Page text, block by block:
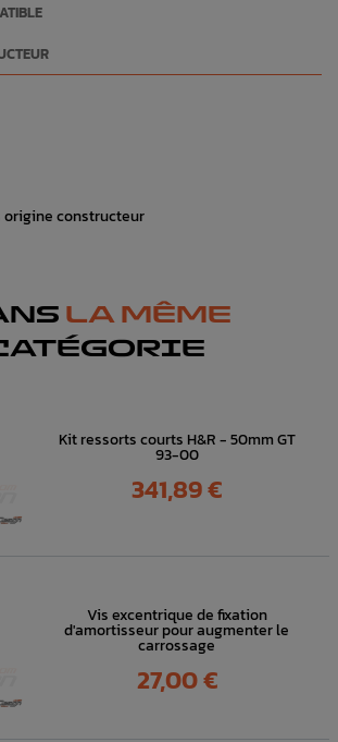
origine constructeur
LA MÊME
Kit ressorts courts H&R - 50mm GT
93-00
Prix
341,89 €
Vis excentrique de fixation
d'amortisseur pour augmenter le
carrossage
Prix
27,00 €